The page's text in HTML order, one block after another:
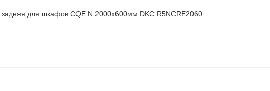
для шкафов CQE N 2000х600мм DKC R5NCRE2060